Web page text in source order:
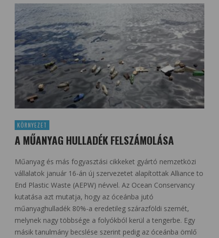
KÖRNYEZET
A MŰANYAG HULLADÉK FELSZÁMOLÁSA
Műanyag és más fogyasztási cikkeket gyártó nemzetközi
vállalatok január 16-án új szervezetet alapítottak Alliance to
End Plastic Waste (AEPW) névvel. Az Ocean Conservancy
kutatása azt mutatja, hogy az óceánba jutó
műanyaghulladék 80%-a eredetileg szárazföldi szemét,
melynek nagy többsége a folyókból kerül a tengerbe. Egy
másik tanulmány becslése szerint pedig az óceánba ömlő